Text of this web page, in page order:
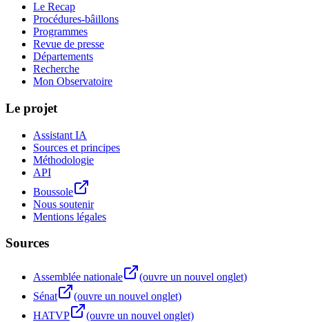
Le Recap
Procédures-bâillons
Programmes
Revue de presse
Départements
Recherche
Mon Observatoire
Le projet
Assistant IA
Sources et principes
Méthodologie
API
Boussole
Nous soutenir
Mentions légales
Sources
Assemblée nationale
(ouvre un nouvel onglet)
Sénat
(ouvre un nouvel onglet)
HATVP
(ouvre un nouvel onglet)